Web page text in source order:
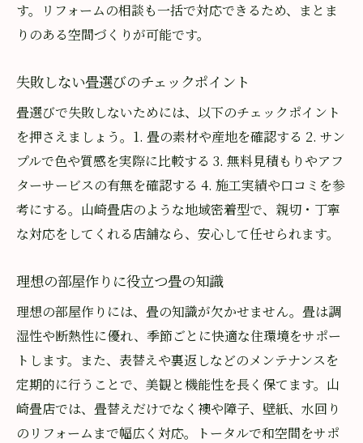
す。リフォームの相談も一括で対応できるため、まとま
りのある空間づくりが可能です。
失敗しない畳選びのチェックポイント
畳選びで失敗しないためには、以下のチェックポイント
を押さえましょう。1. 畳の素材や産地を確認する 2. サン
プルで色や質感を実際に比較する 3. 無料見積もりやアフ
ターサービスの有無を確認する 4. 施工実績や口コミを参
考にする。山崎畳店のような地域密着型で、親切・丁寧
な対応をしてくれる店舗なら、安心して任せられます。
理想の部屋作りに役立つ畳の知識
理想の部屋作りには、畳の知識が欠かせません。畳は調
湿性や断熱性に優れ、季節ごとに快適な住環境をサポー
トします。また、表替えや裏返しなどのメンテナンスを
定期的に行うことで、美観と機能性を長く保てます。山
崎畳店では、畳替えだけでなく襖や障子、壁紙、水回り
のリフォームまで幅広く対応。トータルで和空間をサポ